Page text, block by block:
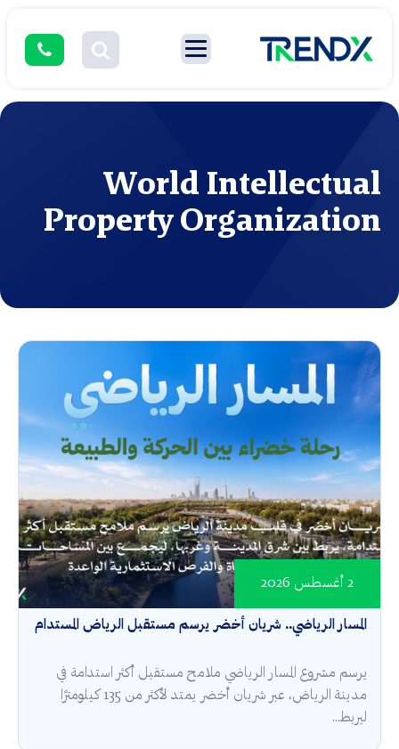
World Intellectual
Property Organization
المسار الرياضي.. شريان أخضر يرسم مستقبل الرياض المستدام
2 أغسطس 2026
يرسم مشروع المسار الرياضي ملامح مستقبل أكثر استدامة في
مدينة الرياض، عبر شريان أخضر يمتد لأكثر من 135 كيلومترًا
ليربط...